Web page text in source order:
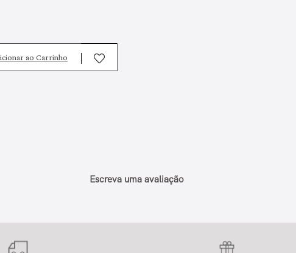
ao Carrinho
Escreva uma avaliação